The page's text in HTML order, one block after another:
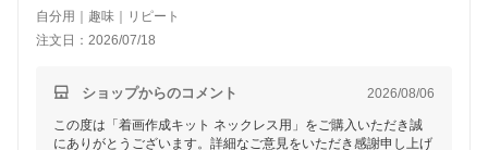
自分用｜趣味｜リピート
注文日：2026/07/18
ショップからのコメント 2026/08/06
この度は「着画作成キット ネックレス用」をご購入いただき誠
にありがとうございます。詳細なご意見をいただき感謝申し上げ